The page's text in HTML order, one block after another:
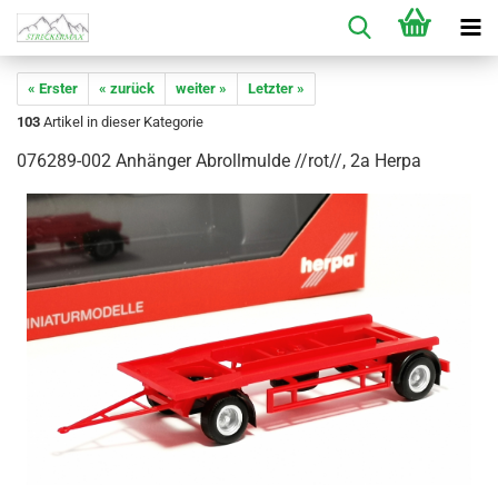
« Erster « zurück weiter »
Letzter »
103 Artikel in dieser Kategorie
076289-002 Anhänger Abrollmulde //rot//, 2a Herpa